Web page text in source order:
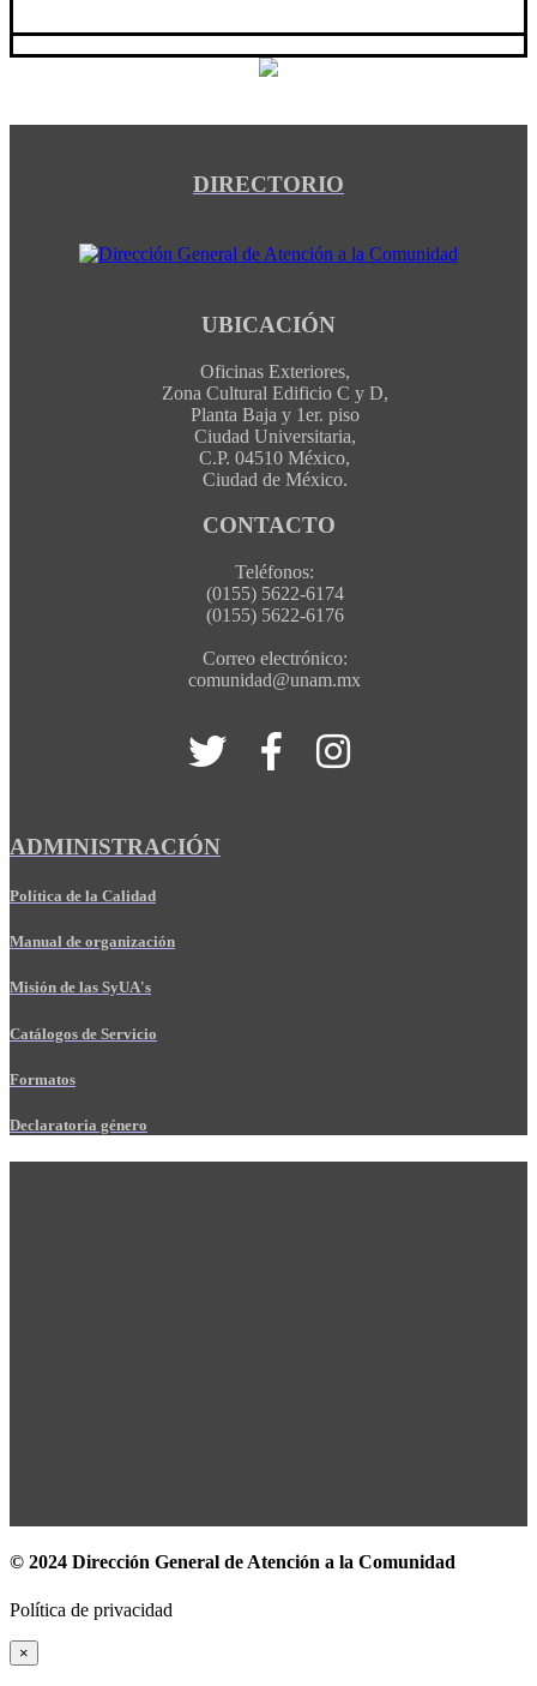
DIRECTORIO
UBICACIÓN
Oficinas Exteriores,
Zona Cultural Edificio C y D,
Planta Baja y 1er. piso
Ciudad Universitaria,
C.P. 04510 México,
Ciudad de México.
CONTACTO
Teléfonos:
(0155) 5622-6174
(0155) 5622-6176
Correo electrónico:
comunidad@unam.mx
ADMINISTRACIÓN
Política de la Calidad
Manual de organización
Misión de las SyUA's
Catálogos de Servicio
Formatos
Declaratoria género
© 2024 Dirección General de Atención a la Comunidad
Política de privacidad
×